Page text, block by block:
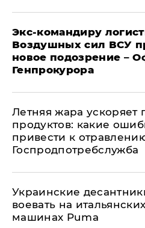
Экс-командиру
Воздушных сил ВСУ
новое подозрение –
Генпрокурора
Летняя жара ускоряет
продуктов: какие
привести к
Госпродпотребслужба
Украинские
воевать на
машинах Puma